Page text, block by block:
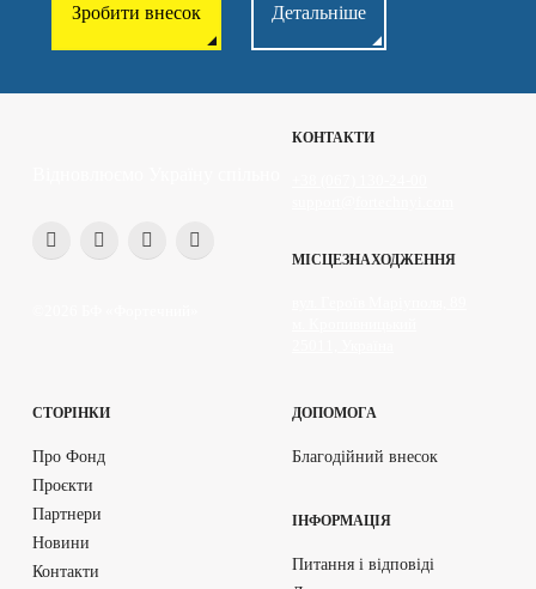
Зробити внесок Детальніше
КОНТАКТИ
МІСЦЕЗНАХОДЖЕННЯ
СТОРІНКИ
Про Фонд
Проєкти
Партнери
Новини
Контакти
ДОПОМОГА
Благодійний внесок
ІНФОРМАЦІЯ
Питання і відповіді